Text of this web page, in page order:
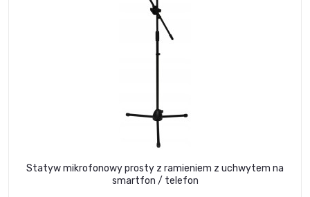
Statyw mikrofonowy prosty z ramieniem z uchwytem na
smartfon / telefon